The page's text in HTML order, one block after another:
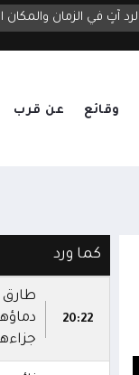
وقائع عن قرب
كما ورد
20:22
طارق